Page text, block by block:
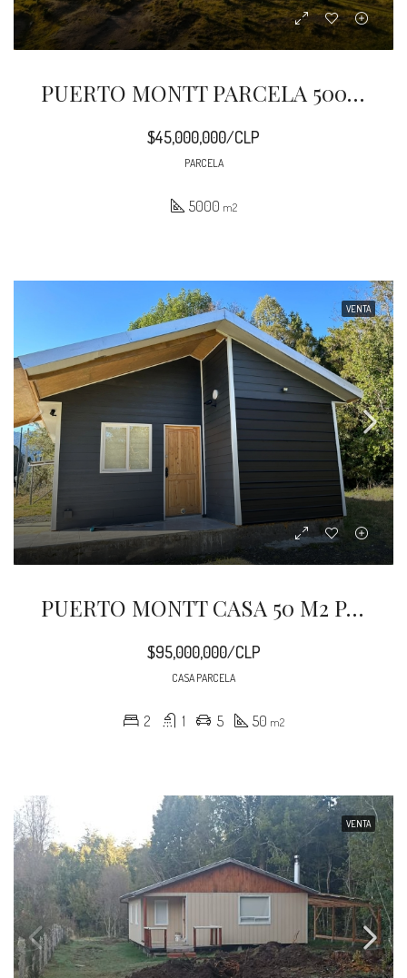
PUERTO MONTT PARCELA 5000 M2 CORRENTOSO
$45,000,000/CLP
PARCELA
5000 m2
VENTA
PUERTO MONTT CASA 50 M2 PARCELA COLONIA CORRENTOSO
$95,000,000/CLP
CASA PARCELA
2 1 5 50 m2
VENTA